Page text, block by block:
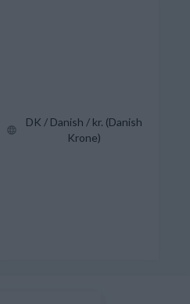
DK / Danish / kr. (Danish
Krone)